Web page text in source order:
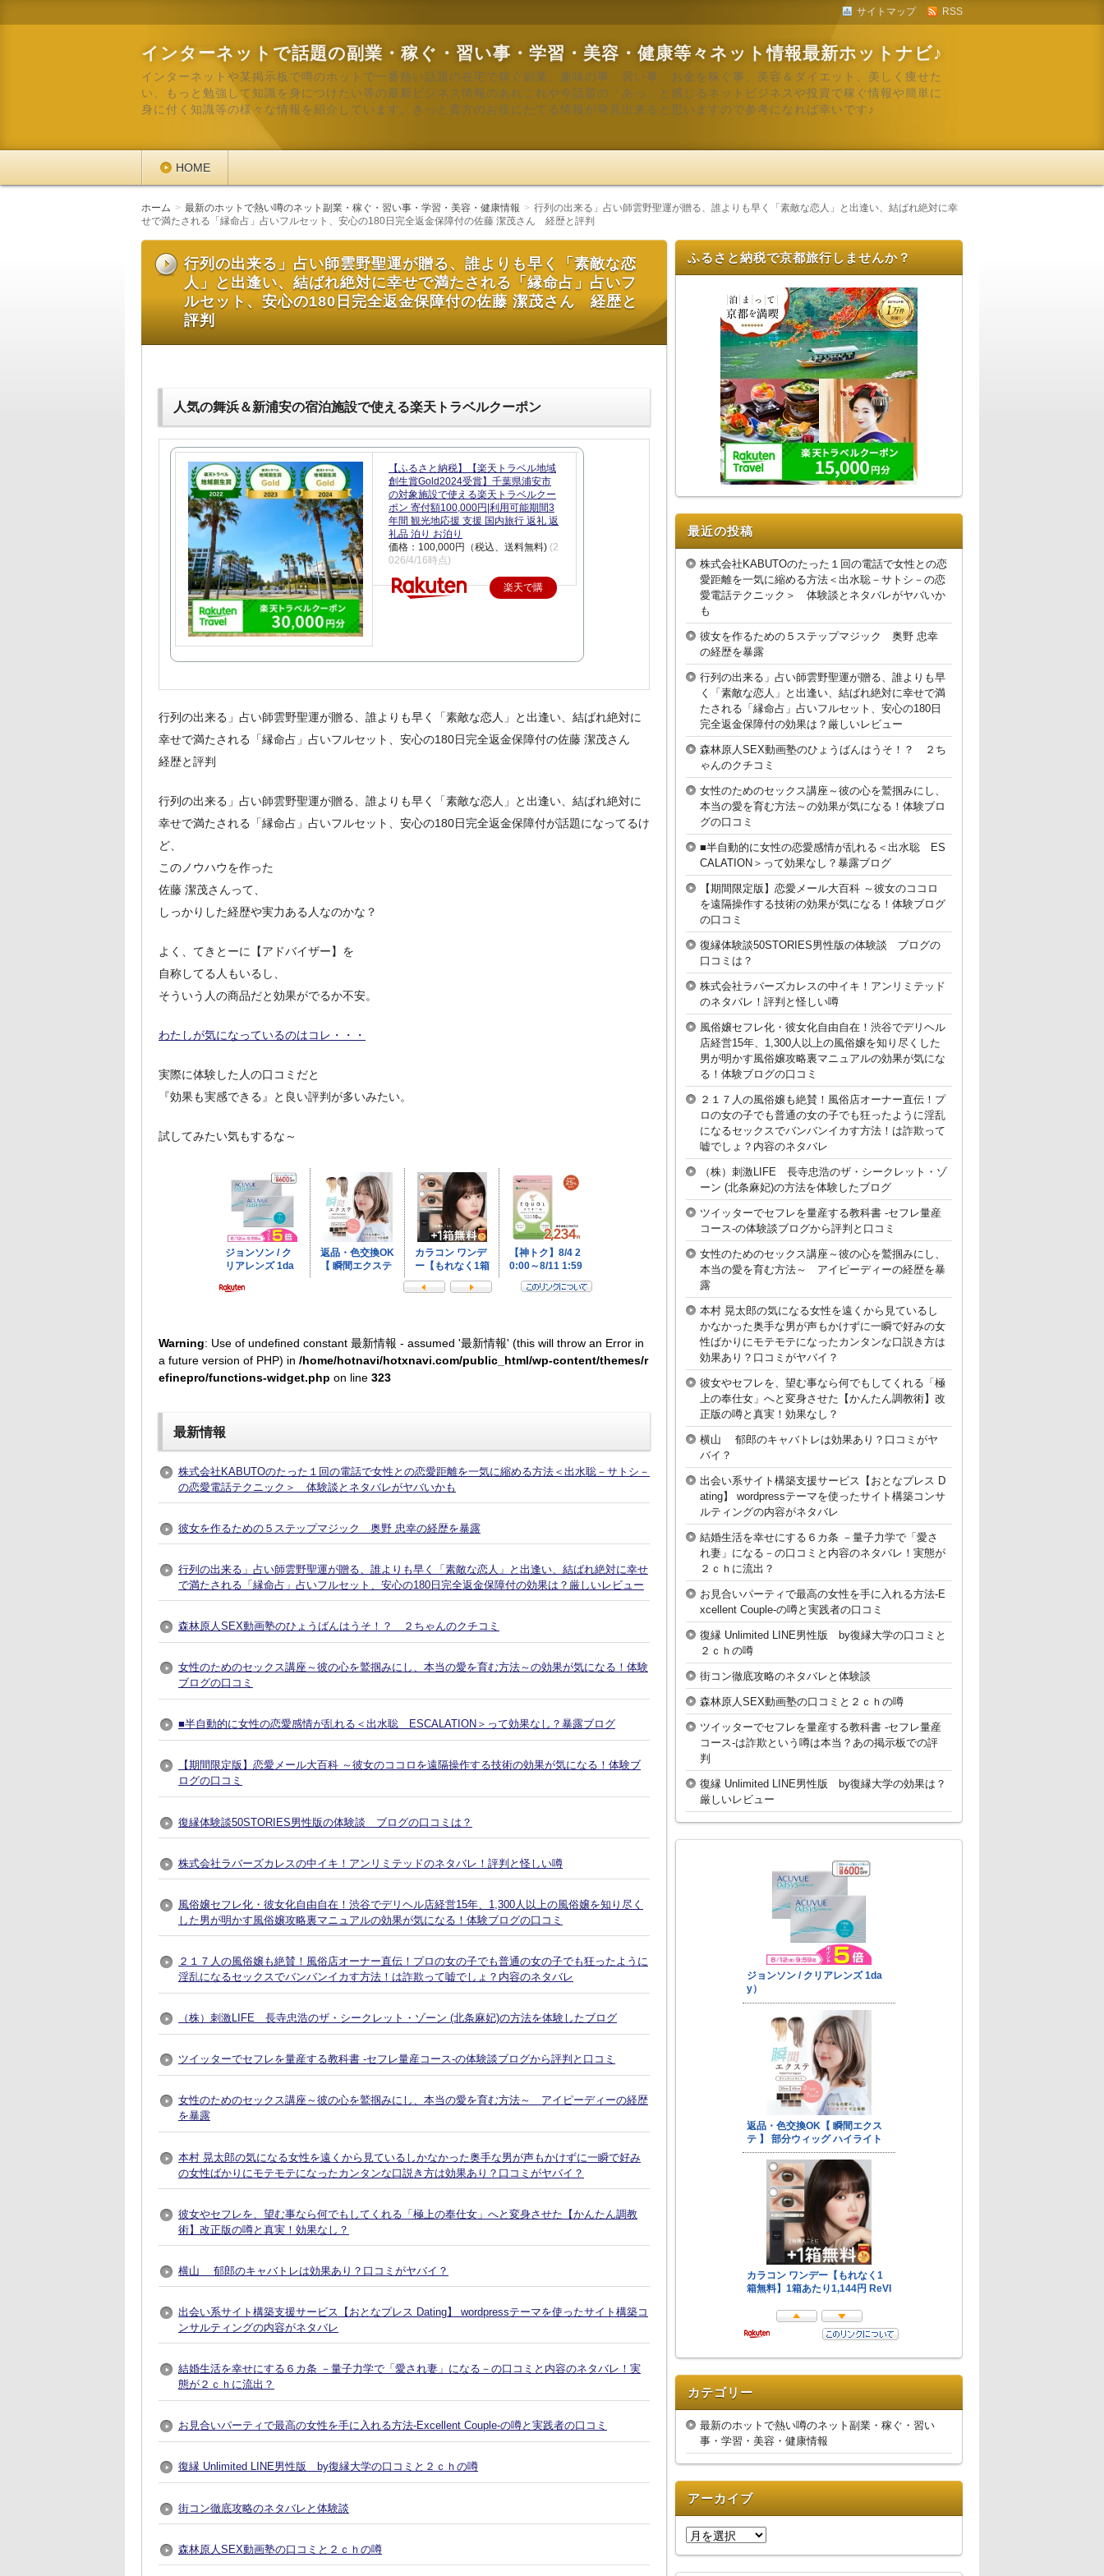
サイトマップ RSS
インターネットで話題の副業・稼ぐ・習い事・学習・美容・健康等々ネット情報最新ホットナビ♪
インターネットや某掲示板で噂のホットで一番熱い話題の在宅で稼ぐ副業、趣味の事、習い事、お金を稼ぐ事、美容＆ダイエット、美しく痩せた
い、もっと勉強して知識を身につけたい等の最新ビジネス情報のあれこれや今話題の「あっ」と感じるネットビジネスや投資で稼ぐ情報や簡単に
身に付く知識等の様々な情報を紹介しています。きっと貴方のお役にたてる情報が発見出来ると思いますので参考になれば幸いです♪
HOME
ホーム 最新のホットで熱い噂のネット副業・稼ぐ・習い事・学習・美容・健康情報
行列の出来る」占い師雲野聖運が贈る、誰よりも早く「素敵な恋人」と出逢い、結ばれ絶対に幸
せで満たされる「縁命占」占いフルセット、安心の180日完全返金保障付の佐藤 潔茂さん 経歴と評判
行列の出来る」占い師雲野聖運が贈る、誰よりも早く「素敵な恋
人」と出逢い、結ばれ絶対に幸せで満たされる「縁命占」占いフ
ルセット、安心の180日完全返金保障付の佐藤 潔茂さん 経歴と
評判
人気の舞浜＆新浦安の宿泊施設で使える楽天トラベルクーポン
【ふるさと納税】【楽天トラベル地域
創生賞Gold2024受賞】千葉県浦安市
の対象施設で使える楽天トラベルクー
ポン 寄付額100,000円|利用可能期間3
年間 観光地応援 支援 国内旅行 返礼 返
礼品 泊り お泊り
価格：100,000円（税込、送料無料) (2
026/4/16時点)
楽天で購
行列の出来る」占い師雲野聖運が贈る、誰よりも早く「素敵な恋人」と出逢い、結ばれ絶対に
幸せで満たされる「縁命占」占いフルセット、安心の180日完全返金保障付の佐藤 潔茂さん
経歴と評判
行列の出来る」占い師雲野聖運が贈る、誰よりも早く「素敵な恋人」と出逢い、結ばれ絶対に
幸せで満たされる「縁命占」占いフルセット、安心の180日完全返金保障付が話題になってるけ
ど、
このノウハウを作った
佐藤 潔茂さんって、
しっかりした経歴や実力ある人なのかな？
よく、てきとーに【アドバイザー】を
自称してる人もいるし、
そういう人の商品だと効果がでるか不安。
わたしが気になっているのはコレ・・・
実際に体験した人の口コミだと
『効果も実感できる』と良い評判が多いみたい。
試してみたい気もするな～
Warning: Use of undefined constant 最新情報 - assumed '最新情報' (this will throw an Error in
a future version of PHP) in /home/hotnavi/hotxnavi.com/public_html/wp-content/themes/r
efinepro/functions-widget.php on line 323
最新情報
株式会社KABUTOのたった１回の電話で女性との恋愛距離を一気に縮める方法＜出水聡－サトシ－
の恋愛電話テクニック＞ 体験談とネタバレがヤバいかも
彼女を作るための５ステップマジック 奥野 忠幸の経歴を暴露
行列の出来る」占い師雲野聖運が贈る、誰よりも早く「素敵な恋人」と出逢い、結ばれ絶対に幸せ
で満たされる「縁命占」占いフルセット、安心の180日完全返金保障付の効果は？厳しいレビュー
森林原人SEX動画塾のひょうばんはうそ！？ ２ちゃんのクチコミ
女性のためのセックス講座～彼の心を鷲掴みにし、本当の愛を育む方法～の効果が気になる！体験
ブログの口コミ
■半自動的に女性の恋愛感情が乱れる＜出水聡 ESCALATION＞って効果なし？暴露ブログ
【期間限定版】恋愛メール大百科 ～彼女のココロを遠隔操作する技術の効果が気になる！体験ブ
ログの口コミ
復縁体験談50STORIES男性版の体験談 ブログの口コミは？
株式会社ラバーズカレスの中イキ！アンリミテッドのネタバレ！評判と怪しい噂
風俗嬢セフレ化・彼女化自由自在！渋谷でデリヘル店経営15年、1,300人以上の風俗嬢を知り尽く
した男が明かす風俗嬢攻略裏マニュアルの効果が気になる！体験ブログの口コミ
２１７人の風俗嬢も絶賛！風俗店オーナー直伝！プロの女の子でも普通の女の子でも狂ったように
淫乱になるセックスでバンバンイカす方法！は詐欺って嘘でしょ？内容のネタバレ
（株）刺激LIFE 長寺忠浩のザ・シークレット・ゾーン (北条麻妃)の方法を体験したブログ
ツイッターでセフレを量産する教科書 -セフレ量産コース-の体験談ブログから評判と口コミ
女性のためのセックス講座～彼の心を鷲掴みにし、本当の愛を育む方法～ アイピーディーの経歴
を暴露
本村 晃太郎の気になる女性を遠くから見ているしかなかった奥手な男が声もかけずに一瞬で好み
の女性ばかりにモテモテになったカンタンな口説き方は効果あり？口コミがヤバイ？
彼女やセフレを、望む事なら何でもしてくれる「極上の奉仕女」へと変身させた【かんたん調教
術】改正版の噂と真実！効果なし？
横山 郁郎のキャバトレは効果あり？口コミがヤバイ？
出会い系サイト構築支援サービス【おとなプレス Dating】 wordpressテーマを使ったサイト構築コ
ンサルティングの内容がネタバレ
結婚生活を幸せにする６カ条 －量子力学で「愛され妻」になる－の口コミと内容のネタバレ！実
態が２ｃｈに流出？
お見合いパーティで最高の女性を手に入れる方法-Excellent Couple-の噂と実践者の口コミ
復縁 Unlimited LINE男性版 by復縁大学の口コミと２ｃｈの噂
街コン徹底攻略のネタバレと体験談
森林原人SEX動画塾の口コミと２ｃｈの噂
ふるさと納税で京都旅行しませんか？
最近の投稿
株式会社KABUTOのたった１回の電話で女性との恋
愛距離を一気に縮める方法＜出水聡－サトシ－の恋
愛電話テクニック＞ 体験談とネタバレがヤバいか
も
彼女を作るための５ステップマジック 奥野 忠幸
の経歴を暴露
行列の出来る」占い師雲野聖運が贈る、誰よりも早
く「素敵な恋人」と出逢い、結ばれ絶対に幸せで満
たされる「縁命占」占いフルセット、安心の180日
完全返金保障付の効果は？厳しいレビュー
森林原人SEX動画塾のひょうばんはうそ！？ ２ち
ゃんのクチコミ
女性のためのセックス講座～彼の心を鷲掴みにし、
本当の愛を育む方法～の効果が気になる！体験ブロ
グの口コミ
■半自動的に女性の恋愛感情が乱れる＜出水聡 ES
CALATION＞って効果なし？暴露ブログ
【期間限定版】恋愛メール大百科 ～彼女のココロ
を遠隔操作する技術の効果が気になる！体験ブログ
の口コミ
復縁体験談50STORIES男性版の体験談 ブログの
口コミは？
株式会社ラバーズカレスの中イキ！アンリミテッド
のネタバレ！評判と怪しい噂
風俗嬢セフレ化・彼女化自由自在！渋谷でデリヘル
店経営15年、1,300人以上の風俗嬢を知り尽くした
男が明かす風俗嬢攻略裏マニュアルの効果が気にな
る！体験ブログの口コミ
２１７人の風俗嬢も絶賛！風俗店オーナー直伝！プ
ロの女の子でも普通の女の子でも狂ったように淫乱
になるセックスでバンバンイカす方法！は詐欺って
嘘でしょ？内容のネタバレ
（株）刺激LIFE 長寺忠浩のザ・シークレット・ゾ
ーン (北条麻妃)の方法を体験したブログ
ツイッターでセフレを量産する教科書 -セフレ量産
コース-の体験談ブログから評判と口コミ
女性のためのセックス講座～彼の心を鷲掴みにし、
本当の愛を育む方法～ アイピーディーの経歴を暴
露
本村 晃太郎の気になる女性を遠くから見ているし
かなかった奥手な男が声もかけずに一瞬で好みの女
性ばかりにモテモテになったカンタンな口説き方は
効果あり？口コミがヤバイ？
彼女やセフレを、望む事なら何でもしてくれる「極
上の奉仕女」へと変身させた【かんたん調教術】改
正版の噂と真実！効果なし？
横山 郁郎のキャバトレは効果あり？口コミがヤ
バイ？
出会い系サイト構築支援サービス【おとなプレス D
ating】 wordpressテーマを使ったサイト構築コンサ
ルティングの内容がネタバレ
結婚生活を幸せにする６カ条 －量子力学で「愛さ
れ妻」になる－の口コミと内容のネタバレ！実態が
２ｃｈに流出？
お見合いパーティで最高の女性を手に入れる方法-E
xcellent Couple-の噂と実践者の口コミ
復縁 Unlimited LINE男性版 by復縁大学の口コミと
２ｃｈの噂
街コン徹底攻略のネタバレと体験談
森林原人SEX動画塾の口コミと２ｃｈの噂
ツイッターでセフレを量産する教科書 -セフレ量産
コース-は詐欺という噂は本当？あの掲示板での評
判
復縁 Unlimited LINE男性版 by復縁大学の効果は？
厳しいレビュー
カテゴリー
最新のホットで熱い噂のネット副業・稼ぐ・習い
事・学習・美容・健康情報
アーカイブ
ア